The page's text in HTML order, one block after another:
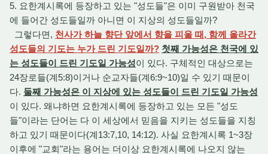
5. 요한계시록에 등장하고 있는 "성도들"은 이미 구원받아 천국
에 들어간 성도들일까 아니면 이 지상의 성도들일까?
그렇다면, 천사가 하늘 향단 앞에서 향을 피울 때, 함께 올라간
성도들의 기도는 누가 드린 기도일까? 첫째 가능성은 천국에 있
는 성도들이 드린 기도일 가능성이 있다. 구체적인 대상으로는
24장로들(계5:8)이거나 순교자들(계6:9~10)일 수 있기 때문이
다. 둘째 가능성은 이 지상에 있는 성도들이 드린 기도일 가능성
이 있다. 왜냐하면 요한계시록에 등장하고 있는 모든 "성도
들"이라는 단어는 다 이 세상에서 믿음을 지키는 성도들을 지칭
하고 있기 때문이다(계13:7,10, 14:12). 사실 요한계시록 1~3장
이후에 "교회"라는 용어는 더이상 요한계시록에 나오지 않는